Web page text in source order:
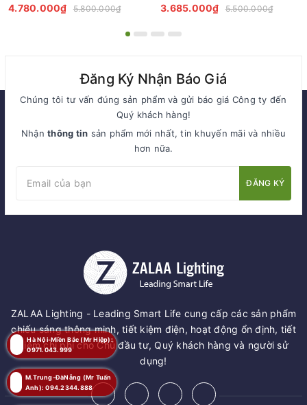
4.780.000₫ 5.800.000₫ 3.685.000₫ 5.500.000₫
Đăng Ký Nhận Báo Giá
Chúng tôi tư vấn đúng sản phẩm và gửi báo giá Công ty đến
Quý khách hàng!
Nhậnthông tin sản phẩm mới nhất, tin khuyến mãi và nhiều
hơn nữa.
ĐĂNG KÝ
ZALAA Lighting - Leading Smart Life cung cấp các sản phẩm
chiếu sáng thông minh, tiết kiệm điện, hoạt động ổn định, tiết
kiệm chi phí cho Chủ đầu tư, Quý khách hàng và người sử
dụng!
Hà Nội-Miền Bắc (Mr Hiệp):
0971.043.999
M.Trung-ĐàNẵng (Mr Tuấn
Anh): 094.2344.888